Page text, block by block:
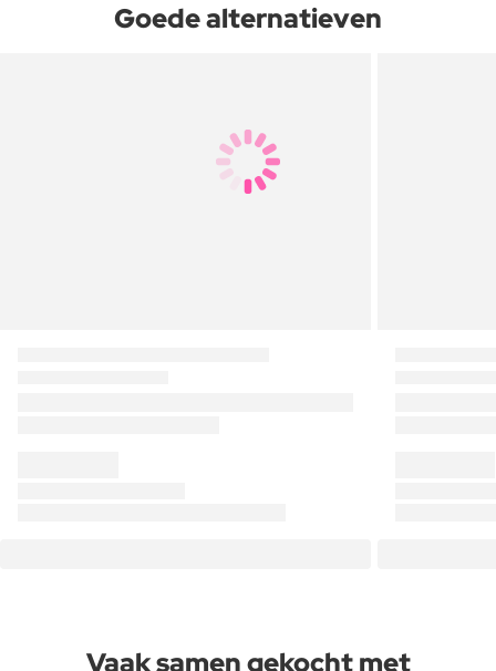
Goede alternatieven
Vaak samen gekocht met